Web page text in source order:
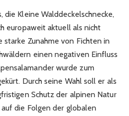
die Kleine Walddeckelschnecke,
europaweit aktuell als nicht
starke Zunahme von Fichten in
einen negativen Einfluss
wurde zum
Durch seine Wahl soll er als
Schutz der alpinen Natur
die Folgen der globalen